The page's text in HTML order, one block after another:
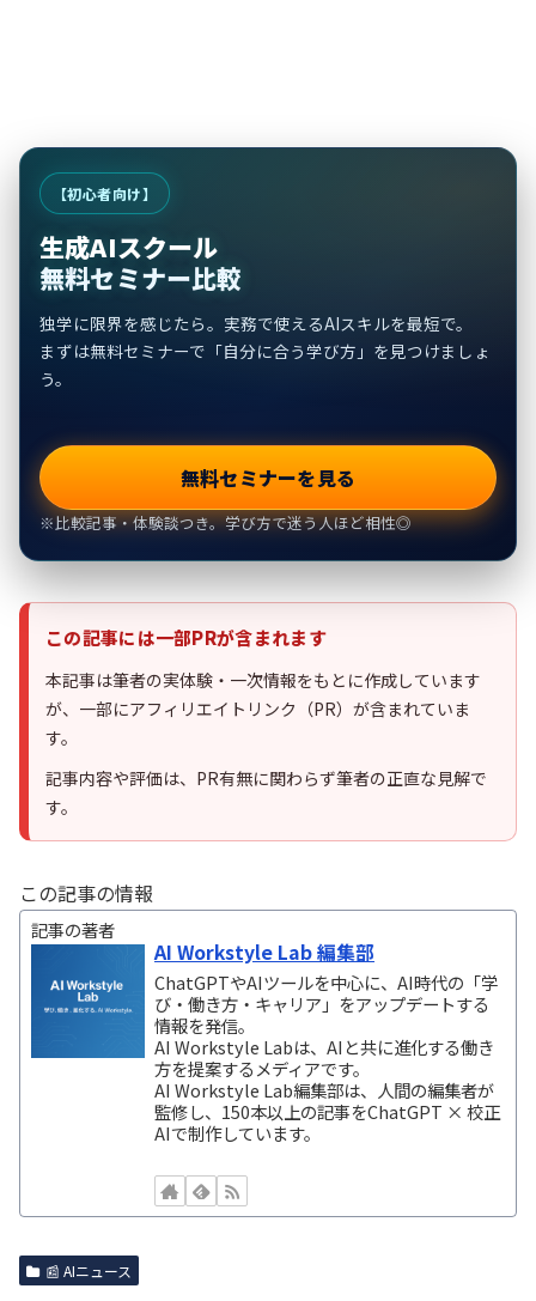
【初心者向け】
生成AIスクール
無料セミナー比較
独学に限界を感じたら。実務で使えるAIスキルを最短で。
まずは無料セミナーで「自分に合う学び方」を見つけましょ
う。
無料セミナーを見る
※比較記事・体験談つき。学び方で迷う人ほど相性◎
この記事には一部PRが含まれます
本記事は筆者の実体験・一次情報をもとに作成しています
が、一部にアフィリエイトリンク（PR）が含まれていま
す。
記事内容や評価は、PR有無に関わらず筆者の正直な見解で
す。
この記事の情報
記事の著者
AI Workstyle Lab 編集部
ChatGPTやAIツールを中心に、AI時代の「学
び・働き方・キャリア」をアップデートする
情報を発信。
AI Workstyle Labは、AIと共に進化する働き
方を提案するメディアです。
AI Workstyle Lab編集部は、人間の編集者が
監修し、150本以上の記事をChatGPT × 校正
AIで制作しています。
📰 AIニュース